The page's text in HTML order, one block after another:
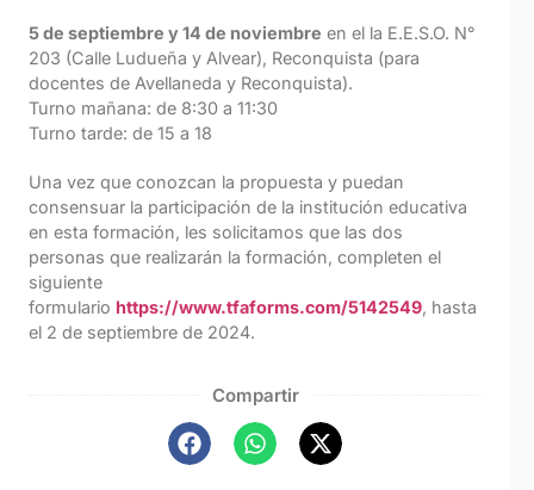
5 de septiembre y 14 de noviembre en el la E.E.S.O. N°
203 (Calle Ludueña y Alvear), Reconquista (para
docentes de Avellaneda y Reconquista).
Turno mañana: de 8:30 a 11:30
Turno tarde: de 15 a 18
Una vez que conozcan la propuesta y puedan
consensuar la participación de la institución educativa
en esta formación, les solicitamos que las dos
personas que realizarán la formación, completen el
siguiente
formulario https://www.tfaforms.com/5142549, hasta
el 2 de septiembre de 2024.
Compartir